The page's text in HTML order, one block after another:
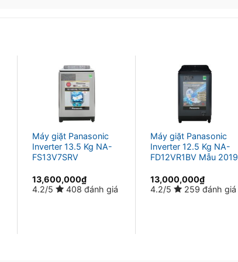
Máy giặt Panasonic
Inverter 13.5 Kg NA-
FS13V7SRV
13,600,000₫
4.2/5
408 đánh giá
Máy giặt Panasonic
Inverter 12.5 Kg NA-
FD12VR1BV Mẫu 2019
13,000,000₫
4.2/5
259 đánh giá